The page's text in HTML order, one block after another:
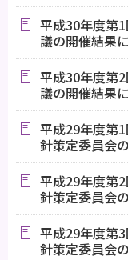
平成30年度第
議の開催結果
平成30年度第
議の開催結果
平成29年度第
針策定委員会
平成29年度第
針策定委員会
平成29年度第
針策定委員会